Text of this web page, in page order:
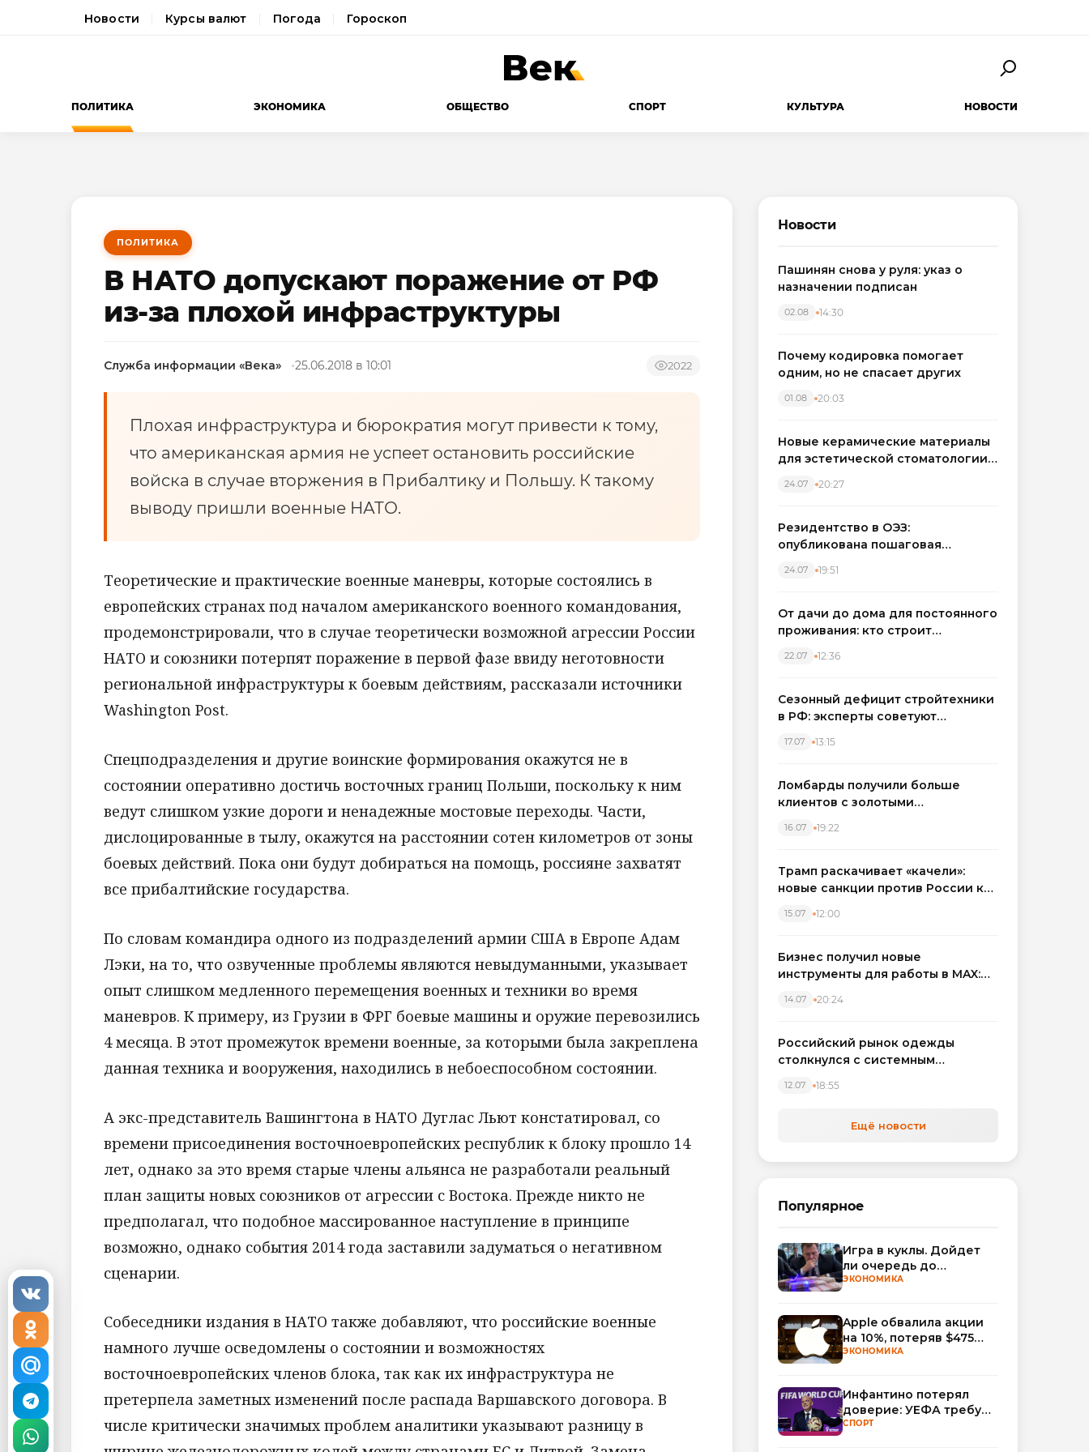
Новости Курсы валют Погода Гороскоп
ПОЛИТИКА ЭКОНОМИКА ОБЩЕСТВО СПОРТ КУЛЬТУРА НОВОСТИ
ПОЛИТИКА
В НАТО допускают поражение от РФ
из-за плохой инфраструктуры
Служба информации «Века» 25.06.2018 в 10:01 2022
Плохая инфраструктура и бюрократия могут привести к тому,
что американская армия не успеет остановить российские
войска в случае вторжения в Прибалтику и Польшу. К такому
выводу пришли военные НАТО.
Теоретические и практические военные маневры, которые состоялись в
европейских странах под началом американского военного командования,
продемонстрировали, что в случае теоретически возможной агрессии России
НАТО и союзники потерпят поражение в первой фазе ввиду неготовности
региональной инфраструктуры к боевым действиям, рассказали источники
Washington Post.
Спецподразделения и другие воинские формирования окажутся не в
состоянии оперативно достичь восточных границ Польши, поскольку к ним
ведут слишком узкие дороги и ненадежные мостовые переходы. Части,
дислоцированные в тылу, окажутся на расстоянии сотен километров от зоны
боевых действий. Пока они будут добираться на помощь, россияне захватят
все прибалтийские государства.
По словам командира одного из подразделений армии США в Европе Адам
Лэки, на то, что озвученные проблемы являются невыдуманными, указывает
опыт слишком медленного перемещения военных и техники во время
маневров. К примеру, из Грузии в ФРГ боевые машины и оружие перевозились
4 месяца. В этот промежуток времени военные, за которыми была закреплена
данная техника и вооружения, находились в небоеспособном состоянии.
А экс-представитель Вашингтона в НАТО Дуглас Льют констатировал, со
времени присоединения восточноевропейских республик к блоку прошло 14
лет, однако за это время старые члены альянса не разработали реальный
план защиты новых союзников от агрессии с Востока. Прежде никто не
предполагал, что подобное массированное наступление в принципе
возможно, однако события 2014 года заставили задуматься о негативном
сценарии.
Собеседники издания в НАТО также добавляют, что российские военные
намного лучше осведомлены о состоянии и возможностях
восточноевропейских членов блока, так как их инфраструктура не
претерпела заметных изменений после распада Варшавского договора. В
числе критически значимых проблем аналитики указывают разницу в
Новости
Пашинян снова у руля: указ о
назначении подписан
02.08 14:30
Почему кодировка помогает
одним, но не спасает других
01.08 20:03
Новые керамические материалы
для эстетической стоматологии
24.07 20:27
Резидентство в ОЭЗ:
опубликована пошаговая
налоговых льгот для инвесторов
24.07 19:51
От дачи до дома для постоянного
проживания: кто строит
Западном регионе
22.07 12:36
Сезонный дефицит стройтехники
в РФ: эксперты советуют
17.07 13:15
Ломбарды получили больше
клиентов с золотыми
вырос на фоне подорожания
16.07 19:22
Трамп раскачивает «качели»:
новые санкции против России как
15.07 12:00
Бизнес получил новые
инструменты для работы в MAX:
автоматизируют обработку
14.07 20:24
Российский рынок одежды
столкнулся с системным
12.07 18:55
Ещё новости
Популярное
Игра в куклы. Дойдет
ли очередь до
Миллера?
ЭКОНОМИКА
Apple обвалила акции
на 10%, потеряв $475
млрд капитализации
ЭКОНОМИКА
Инфантино потерял
доверие: УЕФА требует
смены руководства
СПОРТ